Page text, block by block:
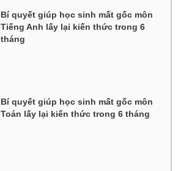
Bí quyết giúp học sinh mất gốc môn
Tiếng Anh lấy lại kiến thức trong 6
tháng
Bí quyết giúp học sinh mất gốc môn
Toán lấy lại kiến thức trong 6 tháng